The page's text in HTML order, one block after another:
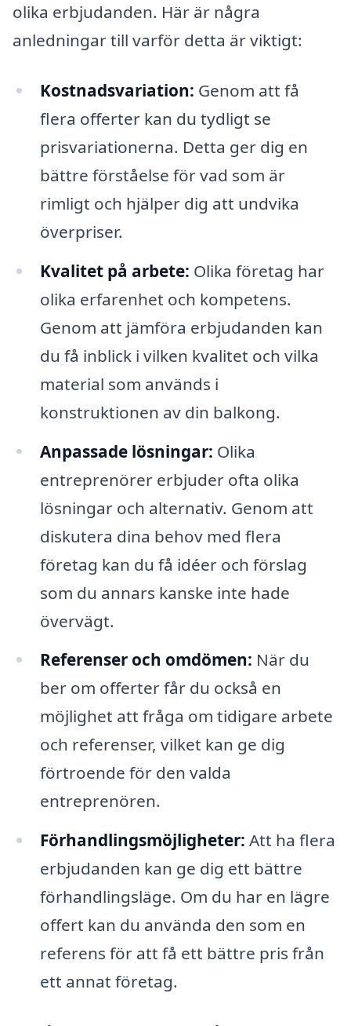
olika erbjudanden. Här är några
anledningar till varför detta är viktigt:
Kostnadsvariation: Genom att få
flera offerter kan du tydligt se
prisvariationerna. Detta ger dig en
bättre förståelse för vad som är
rimligt och hjälper dig att undvika
överpriser.
Kvalitet på arbete: Olika företag har
olika erfarenhet och kompetens.
Genom att jämföra erbjudanden kan
du få inblick i vilken kvalitet och vilka
material som används i
konstruktionen av din balkong.
Anpassade lösningar: Olika
entreprenörer erbjuder ofta olika
lösningar och alternativ. Genom att
diskutera dina behov med flera
företag kan du få idéer och förslag
som du annars kanske inte hade
övervägt.
Referenser och omdömen: När du
ber om offerter får du också en
möjlighet att fråga om tidigare arbete
och referenser, vilket kan ge dig
förtroende för den valda
entreprenören.
Förhandlingsmöjligheter: Att ha flera
erbjudanden kan ge dig ett bättre
förhandlingsläge. Om du har en lägre
offert kan du använda den som en
referens för att få ett bättre pris från
ett annat företag.